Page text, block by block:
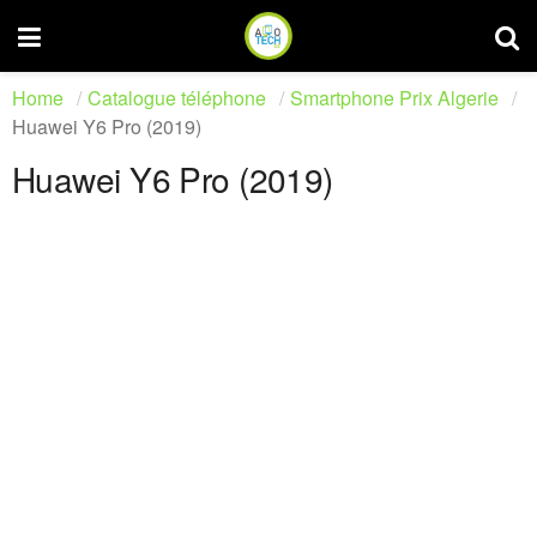
Home Catalogue téléphone
Smartphone Prix Algerie
Huawei Y6 Pro (2019)
Huawei Y6 Pro (2019)